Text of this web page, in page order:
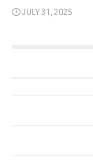
JULY 31, 2025